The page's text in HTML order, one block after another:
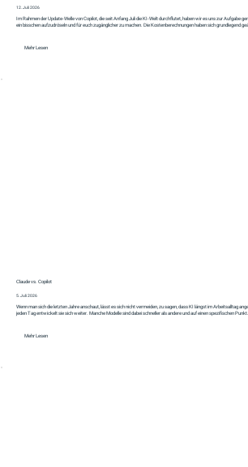
12. Juli 2026
Im Rahmen der Update-Welle von Copilot, die seit Anfang Juli die KI-Welt durchflutet, haben wir es uns zur Aufgabe
ein bisschen aufzudröseln und für euch zugänglicher zu machen. Die Kostenberechnungen haben sich grundlegend
Mehr Lesen
Claude vs. Copilot
5. Juli 2026
Wenn man sich die letzten Jahre anschaut, lässt es sich nicht vermeiden, zu sagen, dass KI längst im Arbeitsalltag
jeden Tag entwickelt sie sich weiter. Manche Modelle sind dabei schneller als andere und auf einen spezifischen
Mehr Lesen